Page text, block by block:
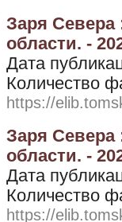
Заря Севера
области. -
Дата
Количество
https://
Заря Севера
области. -
Дата
Количество
https://